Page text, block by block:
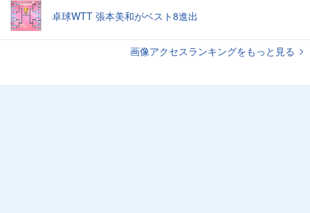
卓球WTT 張本美和がベスト8進出
画像アクセスランキングをもっと見る